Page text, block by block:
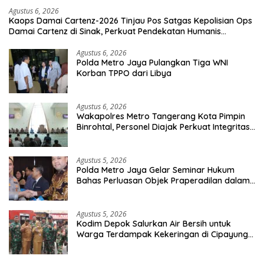
Agustus 6, 2026
Kaops Damai Cartenz-2026 Tinjau Pos Satgas Kepolisian Ops
Damai Cartenz di Sinak, Perkuat Pendekatan Humanis
Agustus 6, 2026
Polda Metro Jaya Pulangkan Tiga WNI
Korban TPPO dari Libya
Agustus 6, 2026
Wakapolres Metro Tangerang Kota Pimpin
Binrohtal, Personel Diajak Perkuat Integritas
Agustus 5, 2026
Polda Metro Jaya Gelar Seminar Hukum
Bahas Perluasan Objek Praperadilan dalam
Agustus 5, 2026
Kodim Depok Salurkan Air Bersih untuk
Warga Terdampak Kekeringan di Cipayung